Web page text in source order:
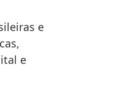
e
e